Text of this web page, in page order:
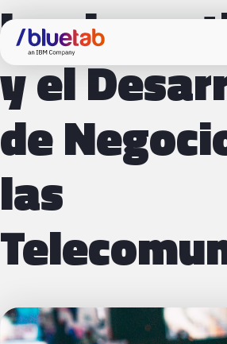
Los
y el
de
las